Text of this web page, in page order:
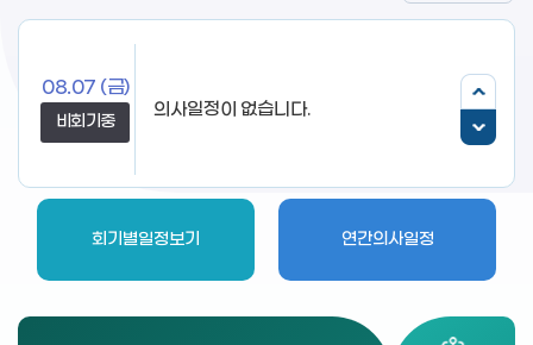
08.07 (금)
비회기중
회기별일정보기 연간의사일정